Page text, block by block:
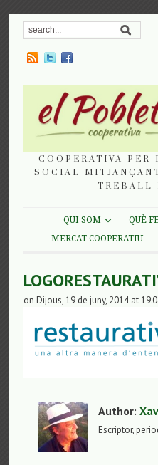
COOPERATIVA PER
SOCIAL
TREBALL
QUI SOM QUÈ
MERCAT COOPERATIU
on Dijous, 19 de juny, 2014 at
Author:
Escriptor,